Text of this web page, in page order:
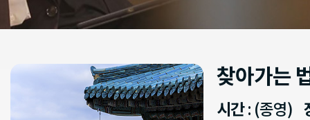
찾아가는
시간: (종영)